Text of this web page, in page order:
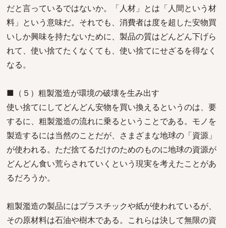
だと言っているではないか。「人材」とは「人間という材
料」という意味だ。それでも、消費者は度を超した安物買
いしか興味を持たないために、製品の質はどんどん下げら
れて、使い捨てたくなくても、使い捨てにせざるを得なく
なる。
■（５）粗製濫造が環境の破壊を生み出す
使い捨てにしてどんどん安物を買い換えるというのは、要
するに、粗製濫造の流れに乗るということである。モノを
製造するには当然のことだが、さまざまな地球の「資源」
が使われる。ただ捨てるだけのためのものに地球の資源が
どんどん食い荒らされていくという現実を考えたことがあ
るだろうか。
粗製濫造の製品にはプラスチックや紙が使われているが、
その原材料は石油や樹木である。これらは決して無限の資